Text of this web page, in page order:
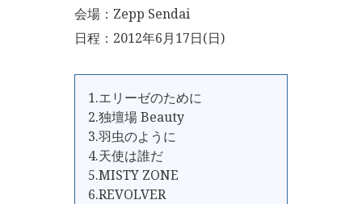
会場：Zepp Sendai
日程：2012年6月17日(日)
1.エリーゼのために
2.独壇場 Beauty
3.羽虫のように
4.天使は誰だ
5.MISTY ZONE
6.REVOLVER